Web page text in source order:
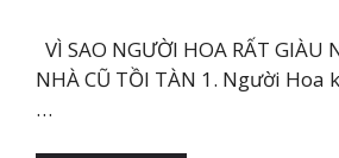
VÌ SAO NGƯỜI HOA RẤT GIÀU
NHÀ CŨ TỒI TÀN 1. Người Hoa
…